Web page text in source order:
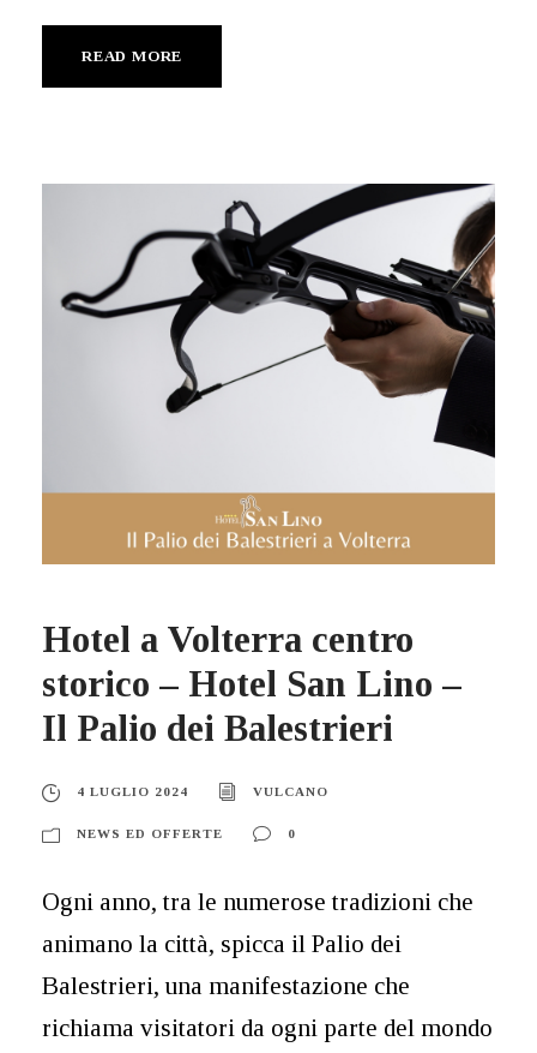
READ MORE
Hotel a Volterra centro
storico – Hotel San Lino –
Il Palio dei Balestrieri
4 LUGLIO 2024 VULCANO
NEWS ED OFFERTE 0
Ogni anno, tra le numerose tradizioni che
animano la città, spicca il Palio dei
Balestrieri, una manifestazione che
richiama visitatori da ogni parte del mondo